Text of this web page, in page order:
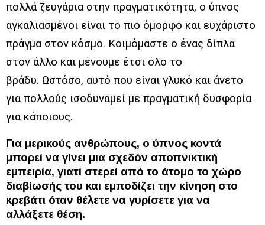
πολλά ζευγάρια στην πραγματικότητα, ο ύπνος
αγκαλιασμένοι είναι το πιο όμορφο και ευχάριστο
πράγμα στον κόσμο. Κοιμόμαστε ο ένας δίπλα
στον άλλο και μένουμε έτσι όλο το
βράδυ. Ωστόσο, αυτό που είναι γλυκό και άνετο
για πολλούς ισοδυναμεί με πραγματική δυσφορία
για κάποιους.
Για μερικούς ανθρώπους, ο ύπνος κοντά
μπορεί να γίνει μια σχεδόν αποπνικτική
εμπειρία, γιατί στερεί από το άτομο το χώρο
διαβίωσής του και εμποδίζει την κίνηση στο
κρεβάτι όταν θέλετε να γυρίσετε για να
αλλάξετε θέση.